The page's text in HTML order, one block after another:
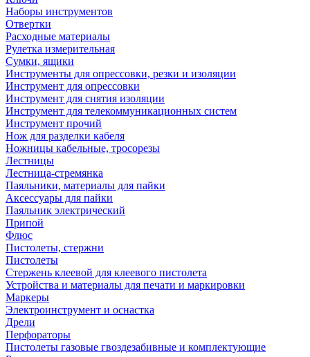
Наборы инструментов
Отвертки
Расходные материалы
Рулетка измерительная
Сумки, ящики
Инструменты для опрессовки, резки и изоляции
Инструмент для опрессовки
Инструмент для снятия изоляции
Инструмент для телекоммуникационных систем
Инструмент прочий
Нож для разделки кабеля
Ножницы кабельные, тросорезы
Лестницы
Лестница-стремянка
Паяльники, материалы для пайки
Аксессуары для пайки
Паяльник электрический
Припой
Флюс
Пистолеты, стержни
Пистолеты
Стержень клеевой для клеевого пистолета
Устройства и материалы для печати и маркировки
Маркеры
Электроинструмент и оснастка
Дрели
Перфораторы
Пистолеты газовые гвоздезабивные и комплектующие